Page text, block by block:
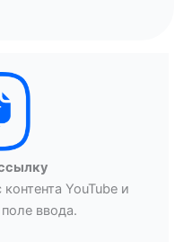
YouTube и
ввода.